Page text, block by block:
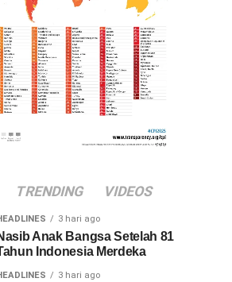
TRENDING VIDEOS
3 hari ago
Anak Bangsa Setelah 81
Indonesia Merdeka
3 hari ago